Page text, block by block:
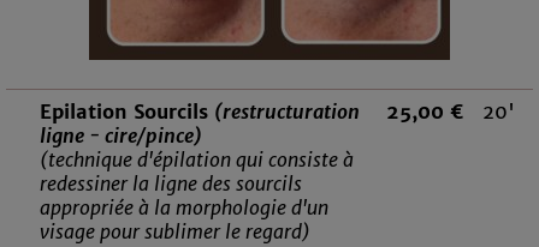
Epilation Sourcils (restructuration
ligne - cire/pince)
(technique d'épilation qui consiste à
redessiner la ligne des sourcils
appropriée à la morphologie d'un
visage pour sublimer le regard)
25,00 € 20'